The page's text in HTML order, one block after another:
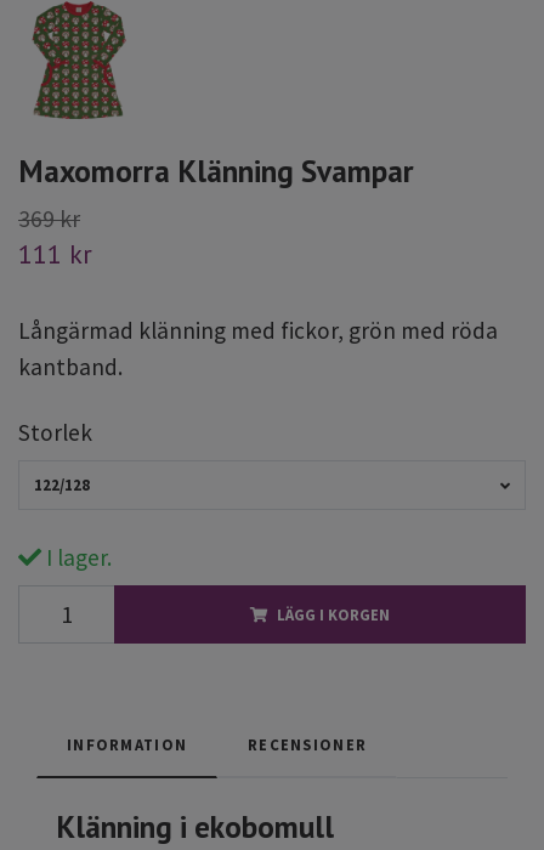
Maxomorra Klänning Svampar
369 kr
111 kr
Långärmad klänning med fickor, grön med röda
kantband.
Storlek
122/128
I lager.
LÄGG I KORGEN
INFORMATION RECENSIONER
Klänning i ekobomull